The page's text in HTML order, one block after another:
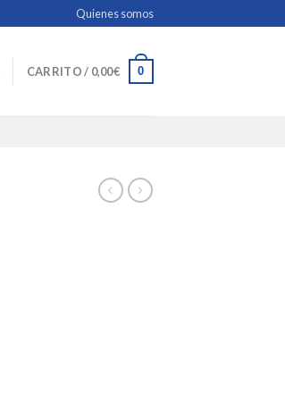
Quienes somos
CARRITO / 0,00€ 0